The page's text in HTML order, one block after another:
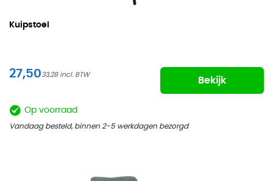
Kuipstoel
27,5033,28
Bekijk
Op voorraad
Vandaag besteld, binnen 2-5 werkdagen bezorgd